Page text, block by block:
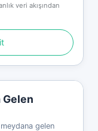
veri akışından
Gelen
gelen